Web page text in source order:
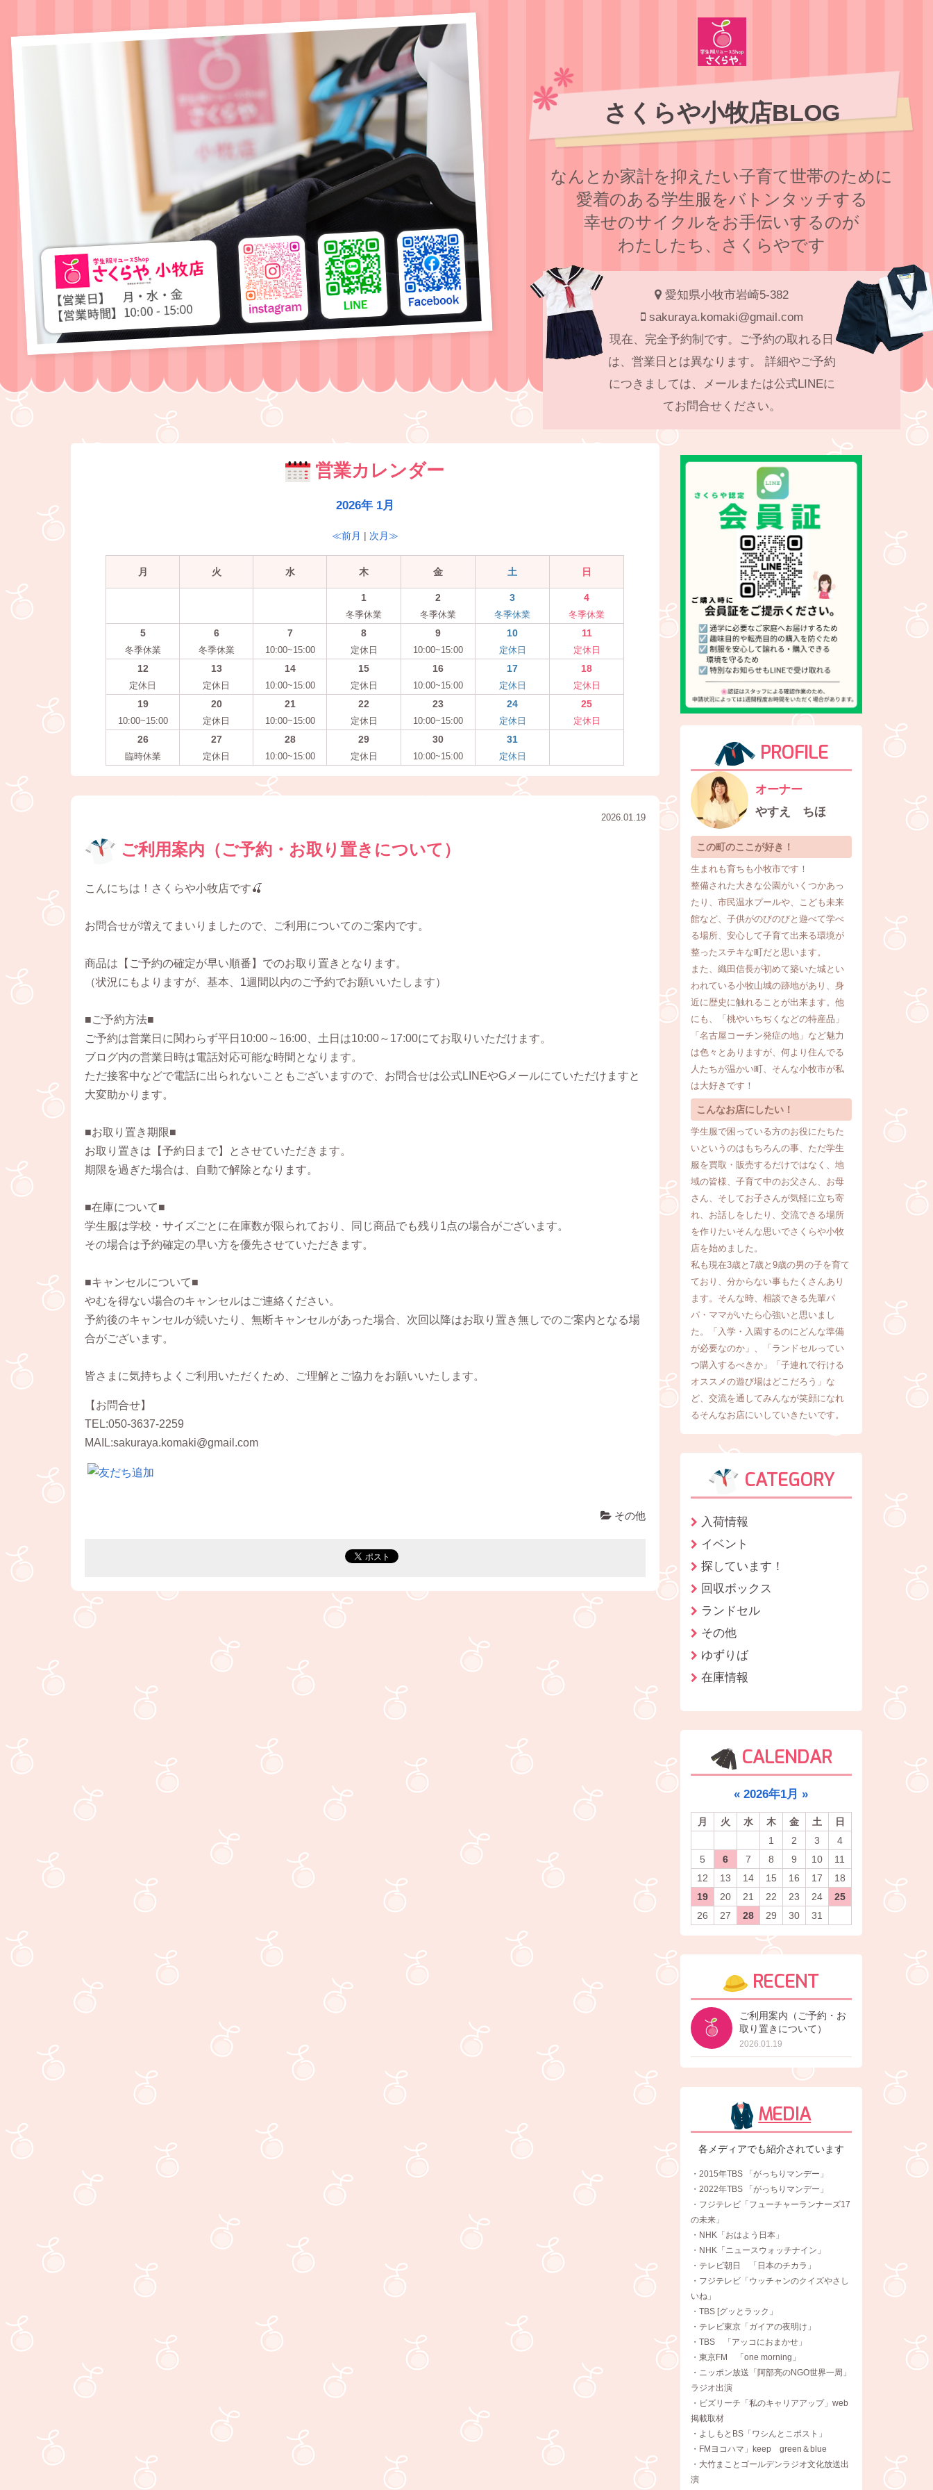
さくらや小牧店BLOG
なんとか家計を抑えたい子育て世帯のために
愛着のある学⽣服をバトンタッチする
幸せのサイクルをお⼿伝いするのが
わたしたち、さくらやです
愛知県小牧市岩崎5-382
sakuraya.komaki@gmail.com
現在、完全予約制です。ご予約の取れる日
は、営業日とは異なります。 詳細やご予約
につきましては、メールまたは公式LINEに
てお問合せください。
営業カレンダー
2026年 1月
≪前月 | 次月≫
月 火 水 木 金 土 日
1
冬季休業
2
冬季休業
3
冬季休業
4
冬季休業
5
冬季休業
6
冬季休業
7
10:00~15:00
8
定休日
9
10:00~15:00
10
定休日
11
定休日
12
定休日
13
定休日
14
10:00~15:00
15
定休日
16
10:00~15:00
17
定休日
18
定休日
19
10:00~15:00
20
定休日
21
10:00~15:00
22
定休日
23
10:00~15:00
24
定休日
25
定休日
26
臨時休業
27
定休日
28
10:00~15:00
29
定休日
30
10:00~15:00
31
定休日
2026.01.19
ご利用案内（ご予約・お取り置きについて）
こんにちは！さくらや小牧店です🍒
お問合せが増えてまいりましたので、ご利用についてのご案内です。
商品は【ご予約の確定が早い順番】でのお取り置きとなります。
（状況にもよりますが、基本、1週間以内のご予約でお願いいたします）
■ご予約方法■
ご予約は営業日に関わらず平日10:00～16:00、土日は10:00～17:00にてお取りいただけます。
ブログ内の営業日時は電話対応可能な時間となります。
ただ接客中などで電話に出られないこともございますので、お問合せは公式LINEやGメールにていただけますと
大変助かります。
■お取り置き期限■
お取り置きは【予約日まで】とさせていただきます。
期限を過ぎた場合は、自動で解除となります。
■在庫について■
学生服は学校・サイズごとに在庫数が限られており、同じ商品でも残り1点の場合がございます。
その場合は予約確定の早い方を優先させていただきます。
■キャンセルについて■
やむを得ない場合のキャンセルはご連絡ください。
予約後のキャンセルが続いたり、無断キャンセルがあった場合、次回以降はお取り置き無しでのご案内となる場
合がございます。
皆さまに気持ちよくご利用いただくため、ご理解とご協力をお願いいたします。
【お問合せ】
TEL:050-3637-2259
MAIL:sakuraya.komaki@gmail.com
その他
PROFILE
オーナー
やすえ ちほ
この町のここが好き！
生まれも育ちも小牧市です！
整備された大きな公園がいくつかあっ
たり、市民温水プールや、こども未来
館など、子供がのびのびと遊べて学べ
る場所、安心して子育て出来る環境が
整ったステキな町だと思います。
また、織田信長が初めて築いた城とい
われている小牧山城の跡地があり、身
近に歴史に触れることが出来ます。他
にも、「桃やいちぢくなどの特産品」
「名古屋コーチン発症の地」など魅力
は色々とありますが、何より住んでる
人たちが温かい町、そんな小牧市が私
は大好きです！
こんなお店にしたい！
学生服で困っている方のお役にたちた
いというのはもちろんの事、ただ学生
服を買取・販売するだけではなく、地
域の皆様、子育て中のお父さん、お母
さん、そしてお子さんが気軽に立ち寄
れ、お話しをしたり、交流できる場所
を作りたいそんな思いでさくらや小牧
店を始めました。
私も現在3歳と7歳と9歳の男の子を育て
ており、分からない事もたくさんあり
ます。そんな時、相談できる先輩パ
パ・ママがいたら心強いと思いまし
た。「入学・入園するのにどんな準備
が必要なのか」、「ランドセルってい
つ購入するべきか」「子連れで行ける
オススメの遊び場はどこだろう」な
ど、交流を通してみんなが笑顔になれ
るそんなお店にいしていきたいです。
CATEGORY
入荷情報
イベント
探しています！
回収ボックス
ランドセル
その他
ゆずりば
在庫情報
CALENDAR
« 2026年1月 »
月 火 水 木 金 土
日
1
2 3
4
5
6 7 8 9 10
11
12
13 14 15 16 17
18
19
20 21 22 23 24
25
26
27 28 29 30 31
RECENT
ご利用案内（ご予約・お
取り置きについて）
2026.01.19
MEDIA
各メディアでも紹介されています
・2015年TBS 「がっちりマンデー」
・2022年TBS 「がっちりマンデー」
・フジテレビ「フューチャーランナーズ17
の未来」
・NHK「おはよう日本」
・NHK「ニュースウォッチナイン」
・テレビ朝日 「日本のチカラ」
・フジテレビ「ウッチャンのクイズやさし
いね」
・TBS [グッとラック」
・テレビ東京「ガイアの夜明け」
・TBS 「アッコにおまかせ」
・東京FM 「one morning」
・ニッポン放送「阿部亮のNGO世界一周」
ラジオ出演
・ビズリーチ「私のキャリアアップ」web
掲載取材
・よしもとBS「ワシんとこポスト」
・FMヨコハマ」keep green＆blue
・大竹まことゴールデンラジオ文化放送出
演